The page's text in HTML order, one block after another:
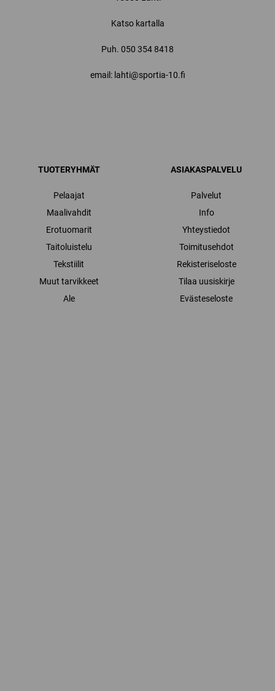
Katso kartalla
Puh. 050 354 8418
email: lahti@sportia-10.fi
TUOTERYHMÄT
Pelaajat
Maalivahdit
Erotuomarit
Taitoluistelu
Tekstiilit
Muut tarvikkeet
Ale
ASIAKASPALVELU
Palvelut
Info
Yhteystiedot
Toimitusehdot
Rekisteriseloste
Tilaa uusiskirje
Evästeseloste